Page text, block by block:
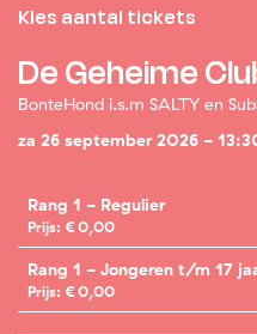
Kies aantal tickets
De Geheime
BonteHond i.s.m SALTY en
za 26 september 2026 -
Rang 1 - Regulier
Prijs: € 0,00
Rang 1 - Jongeren t/m 17
Prijs: € 0,00